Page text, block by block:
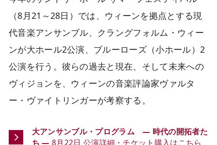
（8月21～28日）では、ウィーンを拠点とする現
代音楽アンサンブル、クラングフォルム・ウィー
ンが大ホール2公演、ブルーローズ（小ホール）2
公演を行う。彼らの過去と現在、そして未来への
ヴィジョンを、ウィーンの音楽評論家ヴァルタ
ー・ヴァイトリンガーが考察する。
大アンサンブル・プログラム ― 時代の開拓者た
ち ― 8月22日 公演詳細・チケット購入はこちら